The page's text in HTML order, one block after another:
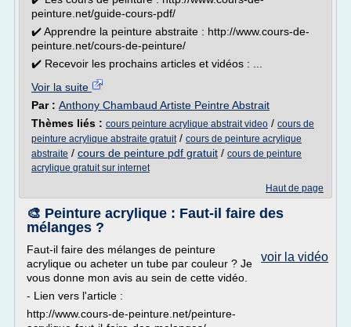
peinture.net/guide-cours-pdf/
✔️ Apprendre la peinture abstraite : http://www.cours-de-
peinture.net/cours-de-peinture/
✔️ Recevoir les prochains articles et vidéos : ...
Voir la suite
Par : Anthony Chambaud Artiste Peintre Abstrait
Thèmes liés : cours peinture acrylique abstrait video / cours de
peinture acrylique abstraite gratuit/ cours de peinture acrylique
abstraite / cours de peinture pdf gratuit / cours de peinture
acrylique gratuit sur internet
Haut de page
🎨 Peinture acrylique : Faut-il faire des
mélanges ?
voir la vidéo
Faut-il faire des mélanges de peinture
acrylique ou acheter un tube par couleur ? Je
vous donne mon avis au sein de cette vidéo.
- Lien vers l'article :
http://www.cours-de-peinture.net/peinture-